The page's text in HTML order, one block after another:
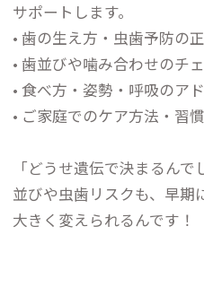
サポートします。
• 歯の生え方・虫歯予防の
• 歯並びや噛み合わせのチ
• 食べ方・姿勢・呼吸のア
• ご家庭でのケア方法・習
「どうせ遺伝で決まるん
並びや虫歯リスクも、早期
大きく変えられるんです！